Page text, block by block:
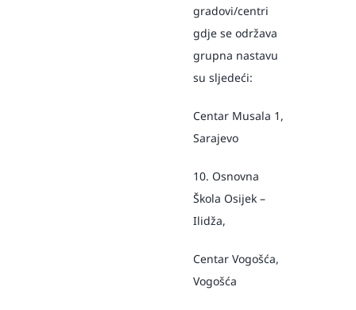
gradovi/centri
gdje se održava
grupna nastavu
su sljedeći:
Centar Musala 1,
Sarajevo
10. Osnovna
Škola Osijek –
Ilidža,
Centar Vogošća,
Vogošća